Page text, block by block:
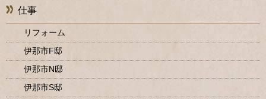
仕事
リフォーム
伊那市F邸
伊那市N邸
伊那市S邸